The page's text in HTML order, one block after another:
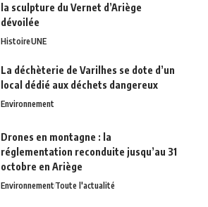
la sculpture du Vernet d’Ariège
dévoilée
HistoireUNE
La déchèterie de Varilhes se dote d’un
local dédié aux déchets dangereux
Environnement
Drones en montagne : la
réglementation reconduite jusqu’au 31
octobre en Ariège
EnvironnementToute l'actualité